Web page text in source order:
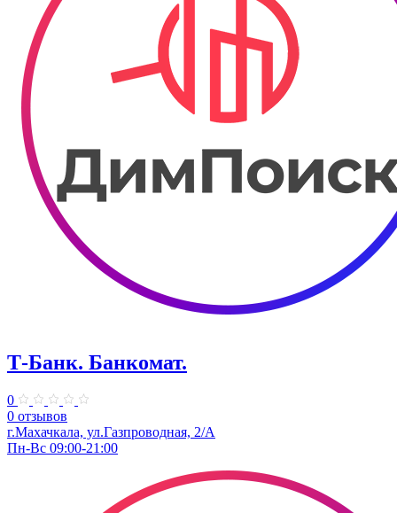
Т-Банк. ​Банкомат.
0
0 отзывов
г.Махачкала, ул.Газпроводная, 2/А
Пн-Вс 09:00-21:00